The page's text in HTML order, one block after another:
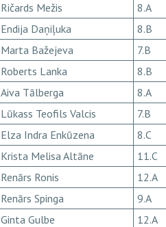
Ričards Mežis
8.A
Endija Daņiļuka
8.B
Marta Bažejeva
7.B
Roberts Lanka
8.B
Aiva Tālberga
8.A
Lūkass Teofils Valcis
7.B
Elza Indra Enkūzena
8.C
Krista Melisa Altāne
11.C
Renārs Ronis
12.A
Renārs Spinga
9.A
Ginta Gulbe
12.A